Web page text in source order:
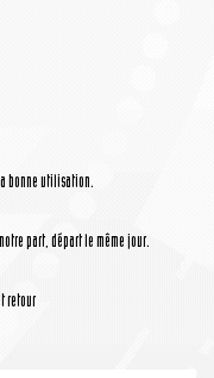
bonne utilisation.
part, départ le même jour.
retour